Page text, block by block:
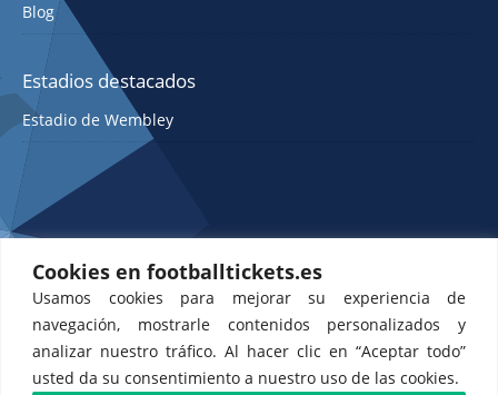
Cookies en footballtickets.es
Usamos cookies para mejorar su experiencia de
navegación, mostrarle contenidos personalizados y
analizar nuestro tráfico. Al hacer clic en “Aceptar todo”
usted da su consentimiento a nuestro uso de las cookies.
Blog
Estadios destacados
Estadio de Wembley
ETTS 365 SL, Rambla de Catalunya 38, 8, 1, Barcelona 08007, España |
CIF: ES-B43945534